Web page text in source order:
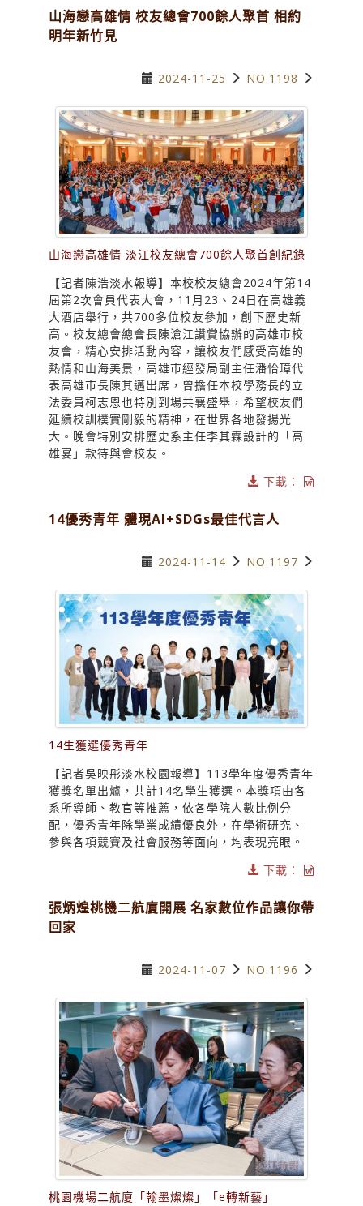
山海戀高雄情 校友總會700餘人聚首 相約
明年新竹見
2024-11-25 NO.1198
山海戀高雄情 淡江校友總會700餘人聚首創紀錄
【記者陳浩淡水報導】本校校友總會2024年第14
屆第2次會員代表大會，11月23、24日在高雄義
大酒店舉行，共700多位校友參加，創下歷史新
高。校友總會總會長陳滄江讚賞協辦的高雄市校
友會，精心安排活動內容，讓校友們感受高雄的
熱情和山海美景，高雄市經發局副主任潘怡璋代
表高雄市長陳其邁出席，曾擔任本校學務長的立
法委員柯志恩也特別到場共襄盛舉，希望校友們
延續校訓樸實剛毅的精神，在世界各地發揚光
大。晚會特別安排歷史系主任李其霖設計的「高
雄宴」款待與會校友。
下載：
14優秀青年 體現AI+SDGs最佳代言人
2024-11-14 NO.1197
14生獲選優秀青年
【記者吳映彤淡水校園報導】113學年度優秀青年
獲獎名單出爐，共計14名學生獲選。本獎項由各
系所導師、教官等推薦，依各學院人數比例分
配，優秀青年除學業成績優良外，在學術研究、
參與各項競賽及社會服務等面向，均表現亮眼。
下載：
張炳煌桃機二航廈開展 名家數位作品讓你帶
回家
2024-11-07 NO.1196
桃園機場二航廈「翰墨燦燦」「e轉新藝」